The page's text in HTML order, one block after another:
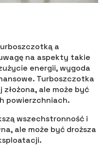
a
na aspekty takie
energii, wygoda
Turboszczotka
ale może być
powierzchniach.
wszechstronność i
ale może być droższa